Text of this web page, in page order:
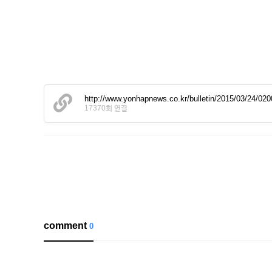
http://www.yonhapnews.co.kr/bulletin/2015/03/24/
17370회 연결
comment0